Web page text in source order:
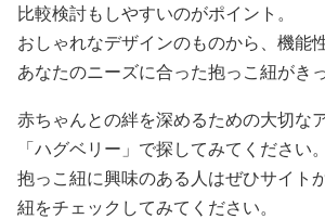
比較検討もしやすいのがポイント。
おしゃれなデザインのものから、機能
あなたのニーズに合った抱っこ紐がき
赤ちゃんとの絆を深めるための大切な
「ハグベリー」で探してみてください。
抱っこ紐に興味のある人はぜひサイト
紐をチェックしてみてください。